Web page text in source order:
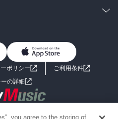
男子向けラノベ
小説
海外小説
お問い合わせ
ポリシー
ご利用条件
の詳細
Entertainment(Japan) Inc.
you agree to the storing of